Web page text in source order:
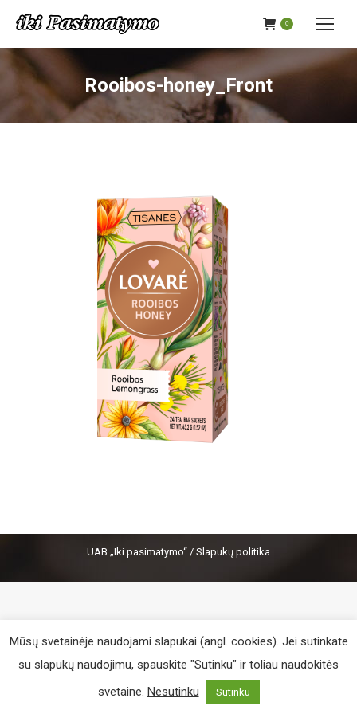
0
Rooibos-honey_Front
UAB „Iki pasimatymo“ / Slapukų politika
Mūsų svetainėje naudojami slapukai (angl. cookies). Jei sutinkate
su slapukų naudojimu, spauskite "Sutinku" ir toliau naudokitės
svetaine. Nesutinku Sutinku